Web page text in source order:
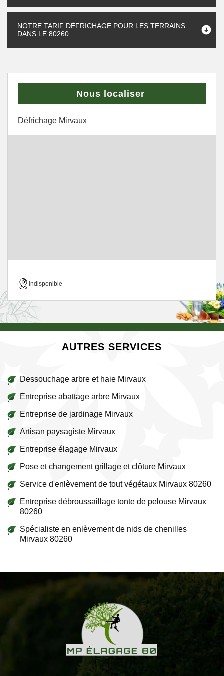
NOTRE TARIF DÉFRICHAGE POUR LES TERRAINS
DANS LE 80260
Nous localiser
Défrichage Mirvaux
indisponible
AUTRES SERVICES
Dessouchage arbre et haie Mirvaux
Entreprise abattage arbre Mirvaux
Entreprise de jardinage Mirvaux
Artisan paysagiste Mirvaux
Entreprise élagage Mirvaux
Pose et changement grillage et clôture Mirvaux
Service d'enlèvement de tout végétaux Mirvaux 80260
Entreprise débroussaillage tonte de pelouse Mirvaux
80260
Spécialiste en enlèvement de nids de chenilles
Mirvaux 80260